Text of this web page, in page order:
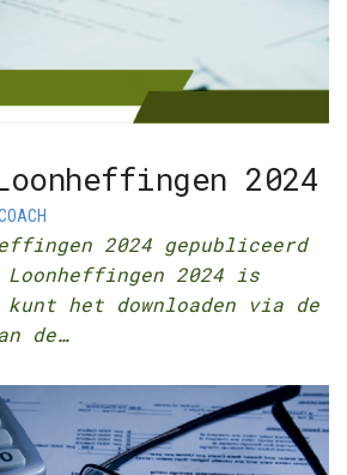
2024
2024 gepubliceerd
Loonheffingen 2024 is
het downloaden via de
de…